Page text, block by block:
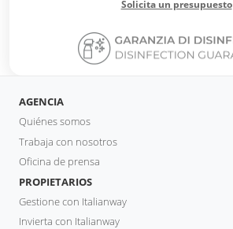
Solicita un presupuesto
AGENCIA
Quiénes somos
Trabaja con nosotros
Oficina de prensa
PROPIETARIOS
Gestione con Italianway
Invierta con Italianway